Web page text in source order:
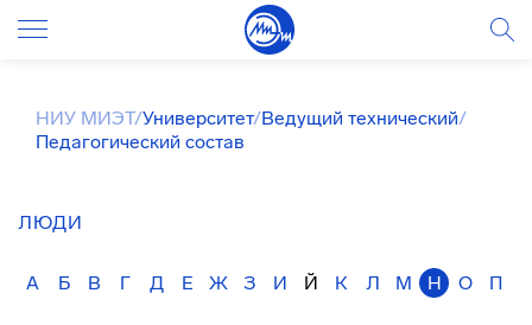
НИУ МИЭТ/Университет/Ведущий технический/
Педагогический состав
ЛЮДИ
А Б В Г Д Е Ж З И Й К Л М Н О П